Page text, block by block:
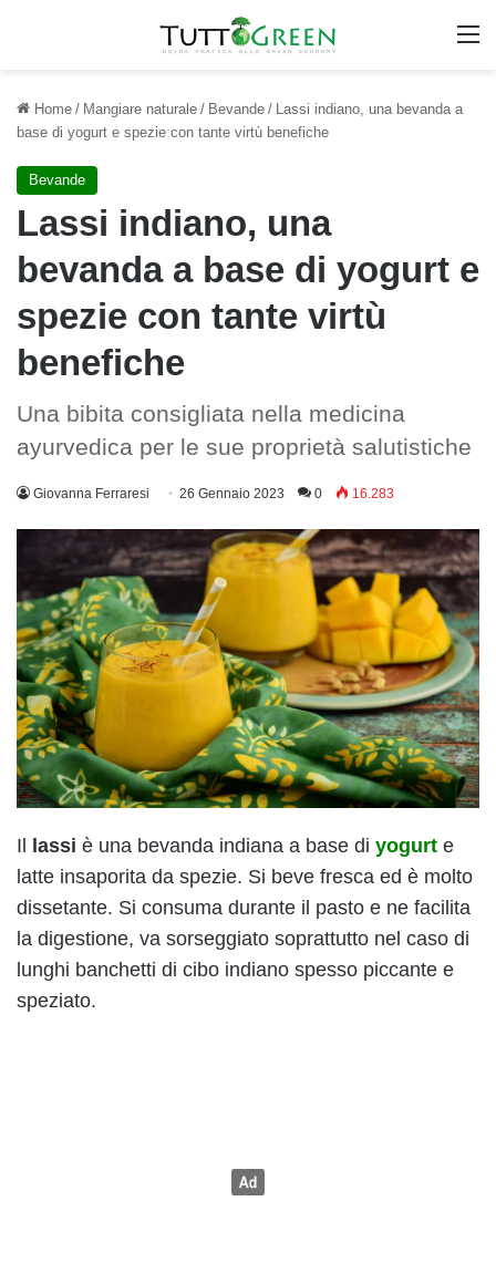
Home / Mangiare naturale / Bevande / Lassi indiano, una bevanda a
base di yogurt e spezie con tante virtù benefiche
Bevande
Lassi indiano, una
bevanda a base di yogurt e
spezie con tante virtù
benefiche
Una bibita consigliata nella medicina
ayurvedica per le sue proprietà salutistiche
Giovanna Ferraresi 26 Gennaio 2023 0 16.283
Il lassi è una bevanda indiana a base di yogurt e
latte insaporita da spezie. Si beve fresca ed è molto
dissetante. Si consuma durante il pasto e ne facilita
la digestione, va sorseggiato soprattutto nel caso di
lunghi banchetti di cibo indiano spesso piccante e
speziato.